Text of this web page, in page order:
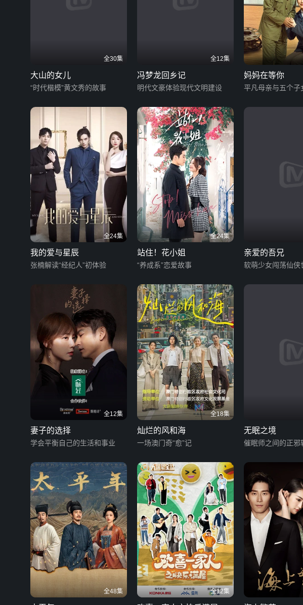
全30集
大山的女儿
“时代楷模”黄文秀的故事
全12集
冯梦龙回乡记
明代文豪体验现代文明建设
妈妈在等你
平凡母亲与五个子
全24集
我的爱与星辰
张楠解读“经纪人”初体验
全24集
站住！花小姐
“养成系”恋爱故事
亲爱的吾兄
软萌少女闯荡仙侠
全12集
妻子的选择
学会平衡自己的生活和事业
全18集
灿烂的风和海
一场澳门奇“愈”记
无眠之境
催眠师之间的正邪
全48集 全12集